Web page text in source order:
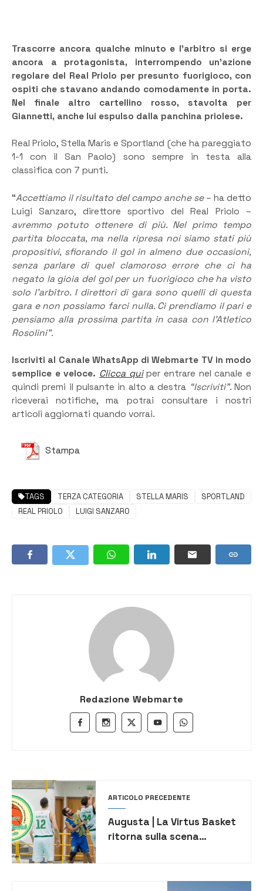
Trascorre ancora qualche minuto e l’arbitro si erge
ancora a protagonista, interrompendo un’azione
regolare del Real Priolo per presunto fuorigioco, con
ospiti che stavano andando comodamente in porta.
Nel finale altro cartellino rosso, stavolta per
Giannetti, anche lui espulso dalla panchina priolese.
Real Priolo, Stella Maris e Sportland (che ha pareggiato
1-1 con il San Paolo) sono sempre in testa alla
classifica con 7 punti.
“Accettiamo il risultato del campo anche se– ha detto
Luigi Sanzaro, direttore sportivo del Real Priolo –
avremmo potuto ottenere di più. Nel primo tempo
partita bloccata, ma nella ripresa noi siamo stati più
propositivi, sfiorando il gol in almeno due occasioni,
senza parlare di quel clamoroso errore che ci ha
negato la gioia del gol per un fuorigioco che ha visto
solo l’arbitro. I direttori di gara sono quelli di questa
gara e non possiamo farci nulla. Ci prendiamo il pari e
pensiamo alla prossima partita in casa con l’Atletico
Rosolini”.
Iscriviti al Canale WhatsApp di Webmarte TV in modo
semplice e veloce. Clicca quiper entrare nel canale e
quindi premi il pulsante in alto a destra “Iscriviti”. Non
riceverai notifiche, ma potrai consultare i nostri
articoli aggiornati quando vorrai.
Stampa
TAGS TERZA CATEGORIA STELLA MARIS
SPORTLAND
REAL PRIOLO
LUIGI SANZARO
Redazione Webmarte
ARTICOLO PRECEDENTE
Augusta | La Virtus Basket
ritorna sulla scena